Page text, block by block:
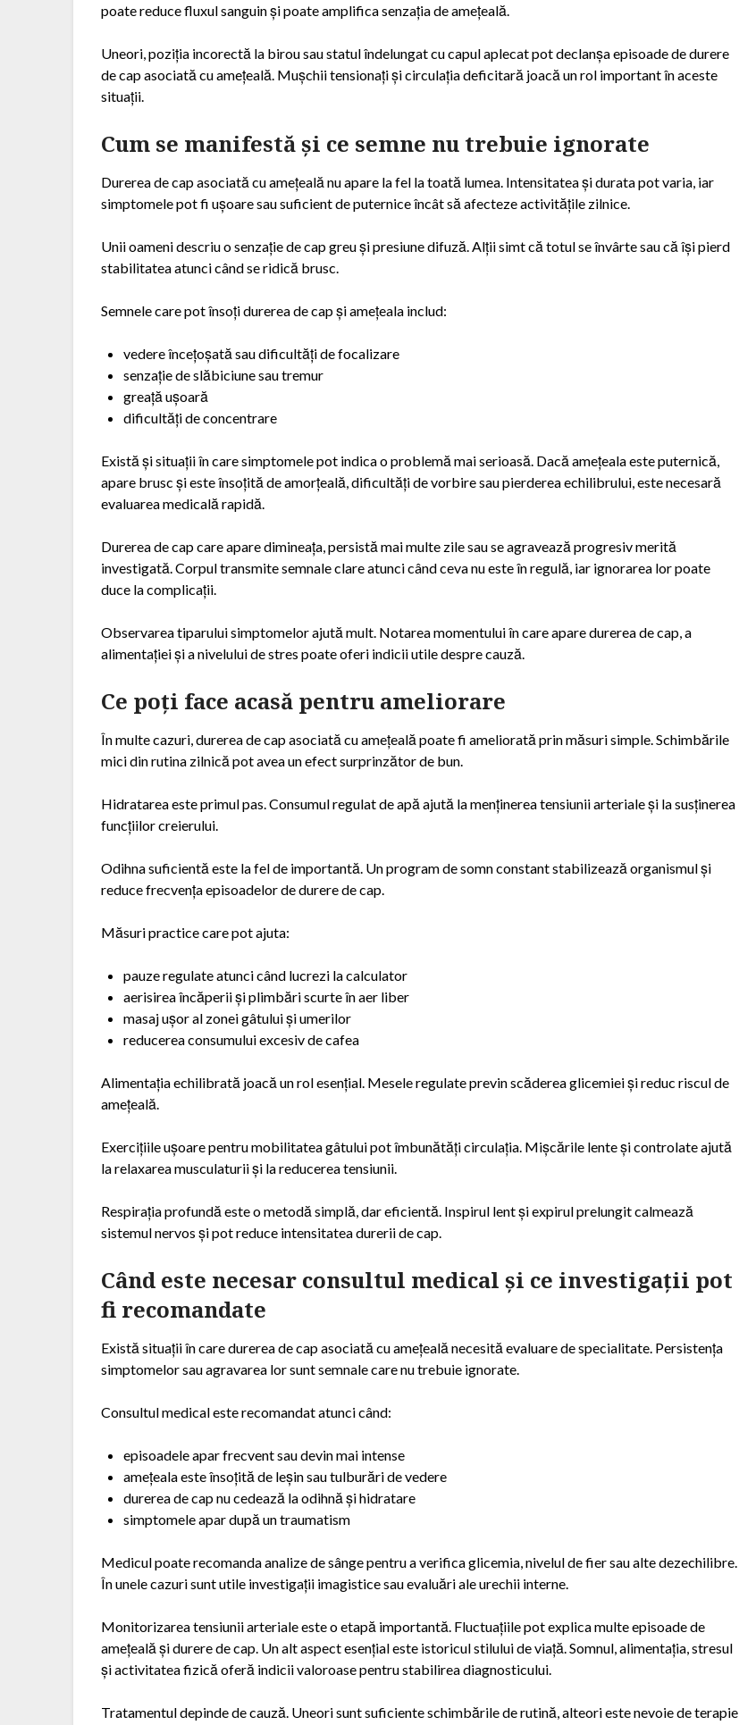
poate reduce fluxul sanguin și poate amplifica senzația de amețeală.
Uneori, poziția incorectă la birou sau statul îndelungat cu capul aplecat pot declanșa episoade de durere
de cap asociată cu amețeală. Mușchii tensionați și circulația deficitară joacă un rol important în aceste
situații.
Cum se manifestă și ce semne nu trebuie ignorate
Durerea de cap asociată cu amețeală nu apare la fel la toată lumea. Intensitatea și durata pot varia, iar
simptomele pot fi ușoare sau suficient de puternice încât să afecteze activitățile zilnice.
Unii oameni descriu o senzație de cap greu și presiune difuză. Alții simt că totul se învârte sau că își pierd
stabilitatea atunci când se ridică brusc.
Semnele care pot însoți durerea de cap și amețeala includ:
vedere încețoșată sau dificultăți de focalizare
senzație de slăbiciune sau tremur
greață ușoară
dificultăți de concentrare
Există și situații în care simptomele pot indica o problemă mai serioasă. Dacă amețeala este puternică,
apare brusc și este însoțită de amorțeală, dificultăți de vorbire sau pierderea echilibrului, este necesară
evaluarea medicală rapidă.
Durerea de cap care apare dimineața, persistă mai multe zile sau se agravează progresiv merită
investigată. Corpul transmite semnale clare atunci când ceva nu este în regulă, iar ignorarea lor poate
duce la complicații.
Observarea tiparului simptomelor ajută mult. Notarea momentului în care apare durerea de cap, a
alimentației și a nivelului de stres poate oferi indicii utile despre cauză.
Ce poți face acasă pentru ameliorare
În multe cazuri, durerea de cap asociată cu amețeală poate fi ameliorată prin măsuri simple. Schimbările
mici din rutina zilnică pot avea un efect surprinzător de bun.
Hidratarea este primul pas. Consumul regulat de apă ajută la menținerea tensiunii arteriale și la susținerea
funcțiilor creierului.
Odihna suficientă este la fel de importantă. Un program de somn constant stabilizează organismul și
reduce frecvența episoadelor de durere de cap.
Măsuri practice care pot ajuta:
pauze regulate atunci când lucrezi la calculator
aerisirea încăperii și plimbări scurte în aer liber
masaj ușor al zonei gâtului și umerilor
reducerea consumului excesiv de cafea
Alimentația echilibrată joacă un rol esențial. Mesele regulate previn scăderea glicemiei și reduc riscul de
amețeală.
Exercițiile ușoare pentru mobilitatea gâtului pot îmbunătăți circulația. Mișcările lente și controlate ajută
la relaxarea musculaturii și la reducerea tensiunii.
Respirația profundă este o metodă simplă, dar eficientă. Inspirul lent și expirul prelungit calmează
sistemul nervos și pot reduce intensitatea durerii de cap.
Când este necesar consultul medical și ce investigații pot
fi recomandate
Există situații în care durerea de cap asociată cu amețeală necesită evaluare de specialitate. Persistența
simptomelor sau agravarea lor sunt semnale care nu trebuie ignorate.
Consultul medical este recomandat atunci când:
episoadele apar frecvent sau devin mai intense
amețeala este însoțită de leșin sau tulburări de vedere
durerea de cap nu cedează la odihnă și hidratare
simptomele apar după un traumatism
Medicul poate recomanda analize de sânge pentru a verifica glicemia, nivelul de fier sau alte dezechilibre.
În unele cazuri sunt utile investigații imagistice sau evaluări ale urechii interne.
Monitorizarea tensiunii arteriale este o etapă importantă. Fluctuațiile pot explica multe episoade de
amețeală și durere de cap. Un alt aspect esențial este istoricul stilului de viață. Somnul, alimentația, stresul
și activitatea fizică oferă indicii valoroase pentru stabilirea diagnosticului.
Tratamentul depinde de cauză. Uneori sunt suficiente schimbările de rutină, alteori este nevoie de terapie